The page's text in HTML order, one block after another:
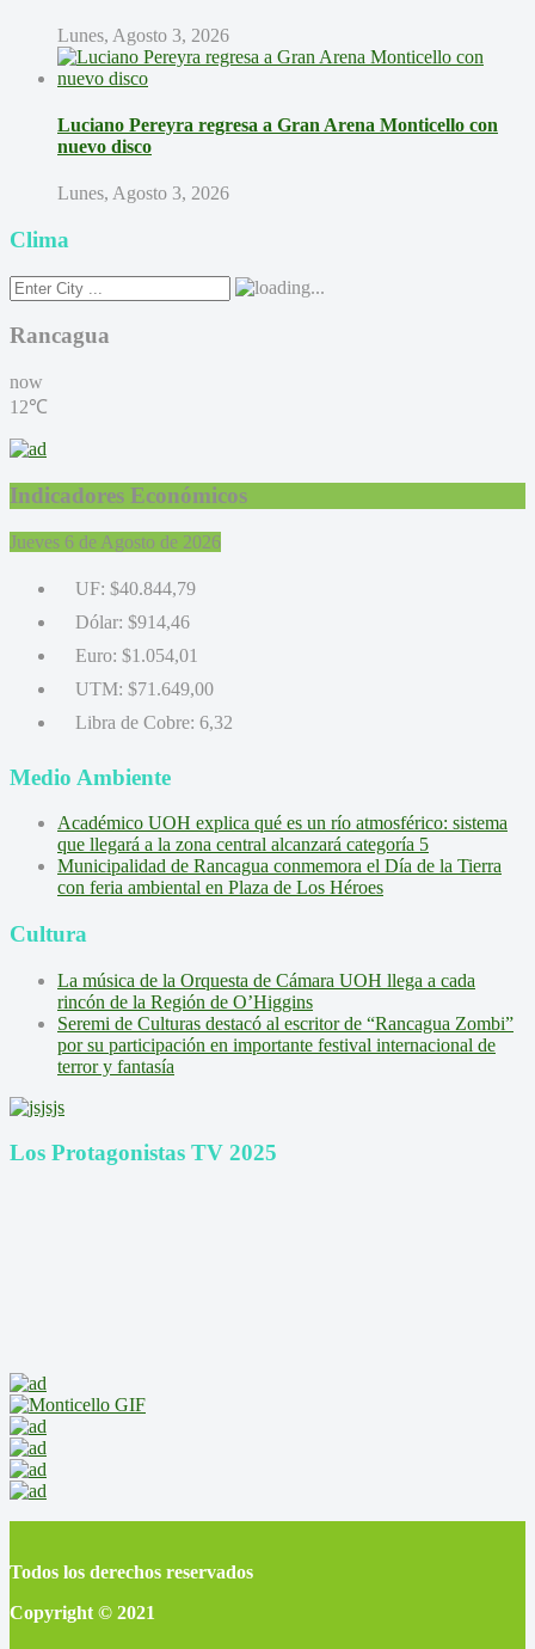
Lunes, Agosto 3, 2026
Luciano Pereyra regresa a Gran Arena Monticello con
nuevo disco
Lunes, Agosto 3, 2026
Clima
Rancagua
now
12℃
Indicadores Económicos
Jueves 6 de Agosto de 2026
UF: $40.844,79
Dólar: $914,46
Euro: $1.054,01
UTM: $71.649,00
Libra de Cobre: 6,32
Medio Ambiente
Académico UOH explica qué es un río atmosférico: sistema
que llegará a la zona central alcanzará categoría 5
Municipalidad de Rancagua conmemora el Día de la Tierra
con feria ambiental en Plaza de Los Héroes
Cultura
La música de la Orquesta de Cámara UOH llega a cada
rincón de la Región de O’Higgins
Seremi de Culturas destacó al escritor de “Rancagua Zombi”
por su participación en importante festival internacional de
terror y fantasía
Los Protagonistas TV 2025
Todos los derechos reservados
Copyright © 2021